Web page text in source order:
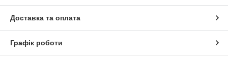
Доставка та оплата
Графік роботи